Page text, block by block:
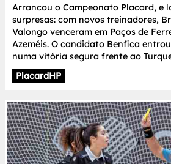
Arrancou o Campeonato Placard, e
surpresas: com novos treinadores,
Valongo venceram em Paços de
Azeméis. O candidato Benfica
numa vitória segura frente ao
PlacardHP